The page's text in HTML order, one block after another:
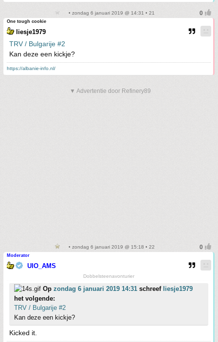
• zondag 6 januari 2019 @ 14:31 • 21
One tough cookie
liesje1979
TRV / Bulgarije #2
Kan deze een kickje?
https://albanie-info.nl/
▼ Advertentie door Refinery89
• zondag 6 januari 2019 @ 15:18 • 22
Moderator
UIO_AMS
Dobbelsteenavonturier
Op zondag 6 januari 2019 14:31 schreef liesje1979
het volgende:
TRV / Bulgarije #2
Kan deze een kickje?
Kicked it.